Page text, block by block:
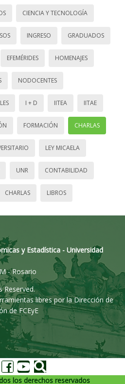
CIENCIA Y TECNOLOGÍA
INGRESO GRADUADOS
EFEMÉRIDES HOMENAJES
NODOCENTES
I + D IITEA IITAE
FORMACIÓN CHARLAS
LEY MICAELA
UNR CONTABILIDAD
CHARLAS LIBROS
y Estadística - Universidad
- Rosario
Reserved.
libres por la Dirección de
de FCEyE
los derechos reservados